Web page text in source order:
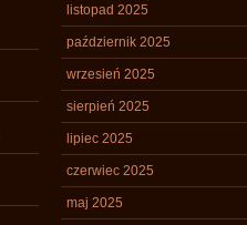
listopad 2025
październik 2025
wrzesień 2025
sierpień 2025
lipiec 2025
czerwiec 2025
maj 2025